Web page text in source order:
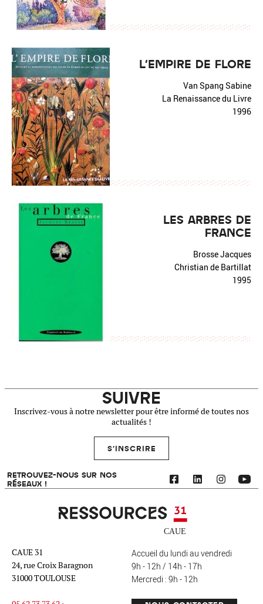
L'EMPIRE DE FLORE
Van Spang Sabine
La Renaissance du Livre
1996
LES ARBRES DE
FRANCE
Brosse Jacques
Christian de Bartillat
1995
SUIVRE
Inscrivez-vous à notre newsletter pour être informé de toutes nos
actualités !
S'INSCRIRE
RETROUVEZ-NOUS SUR NOS
RÉSEAUX !
Ressources 31
CAUE 31
24, rue Croix Baragnon
31000 TOULOUSE
Accueil du lundi au vendredi
9h - 12h / 14h - 17h
Mercredi : 9h - 12h